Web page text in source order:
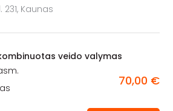
Kaunas
veido valymas
70,00 €